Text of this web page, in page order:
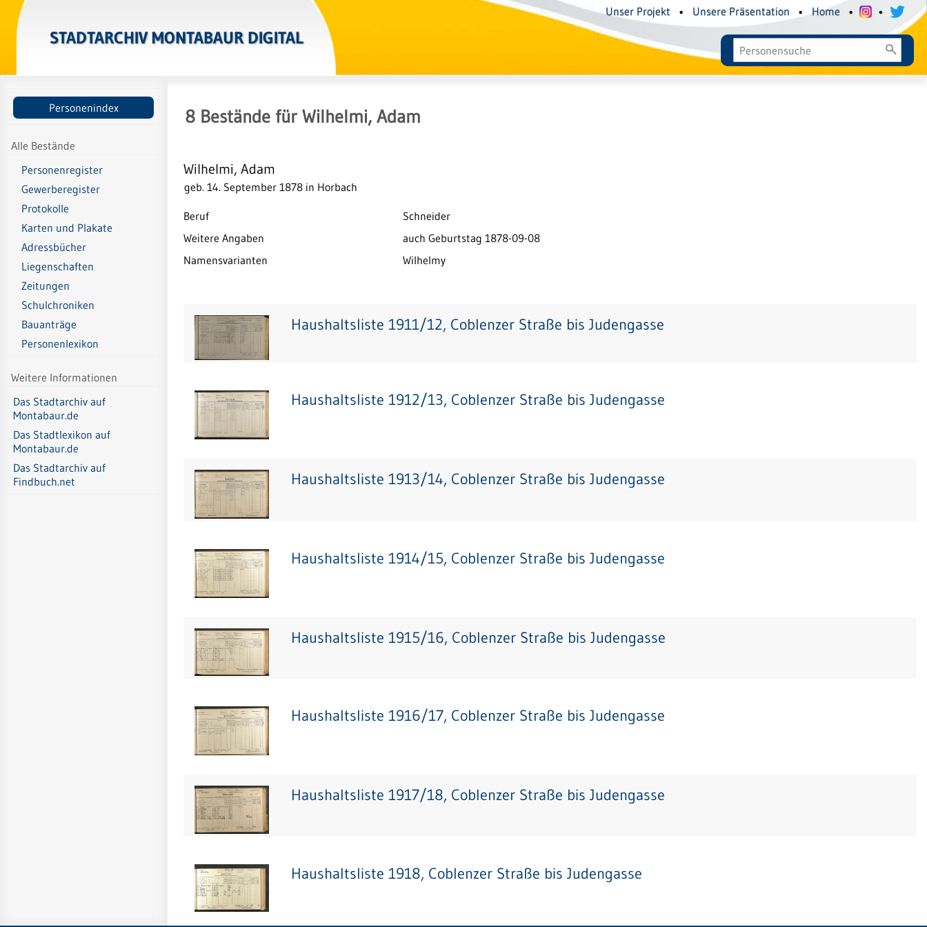
STADTARCHIV MONTABAUR DIGITAL
Unser Projekt • Unsere Präsentation • Home • •
Personenindex
Alle Bestände
Personenregister
Gewerberegister
Protokolle
Karten und Plakate
Adressbücher
Liegenschaften
Zeitungen
Schulchroniken
Bauanträge
Personenlexikon
Weitere Informationen
Das Stadtarchiv auf
Montabaur.de
Das Stadtlexikon auf
Montabaur.de
Das Stadtarchiv auf
Findbuch.net
8 Bestände für Wilhelmi, Adam
Wilhelmi, Adam
geb. 14. September 1878 in Horbach
Beruf
Schneider
Weitere Angaben
auch Geburtstag 1878-09-08
Namensvarianten
Wilhelmy
Haushaltsliste 1911/12, Coblenzer Straße bis Judengasse
Haushaltsliste 1912/13, Coblenzer Straße bis Judengasse
Haushaltsliste 1913/14, Coblenzer Straße bis Judengasse
Haushaltsliste 1914/15, Coblenzer Straße bis Judengasse
Haushaltsliste 1915/16, Coblenzer Straße bis Judengasse
Haushaltsliste 1916/17, Coblenzer Straße bis Judengasse
Haushaltsliste 1917/18, Coblenzer Straße bis Judengasse
Haushaltsliste 1918, Coblenzer Straße bis Judengasse